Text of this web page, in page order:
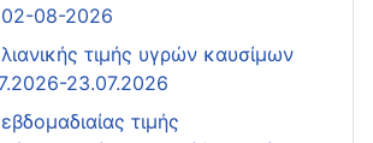
08-2026
τιμής υγρών καυσίμων
23.07.2026
τιμής